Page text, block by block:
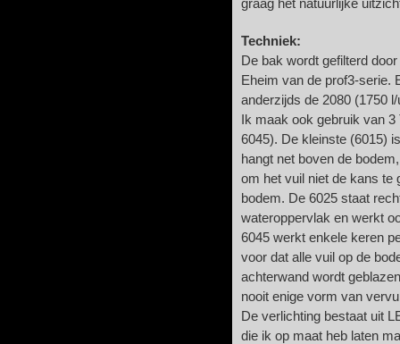
graag het natuurlijke
Techniek:
De bak wordt gefilterd
Eheim van de prof3-serie.
anderzijds de 2080 (1750 l/
Ik maak ook gebruik van
6045). De kleinste (6015)
hangt net boven de
om het vuil niet de kans te
bodem. De 6025 staat
wateroppervlak en werkt
6045 werkt enkele keren
voor dat alle vuil op de
achterwand wordt
nooit enige vorm van
De verlichting bestaat uit
die ik op maat heb laten